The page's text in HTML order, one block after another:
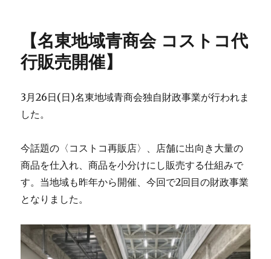
【名東地域青商会 コストコ代
行販売開催】
3月26日(日)名東地域青商会独自財政事業が行われま
した。
今話題の〈コストコ再販店〉、店舗に出向き大量の
商品を仕入れ、商品を小分けにし販売する仕組みで
す。当地域も昨年から開催、今回で2回目の財政事業
となりました。